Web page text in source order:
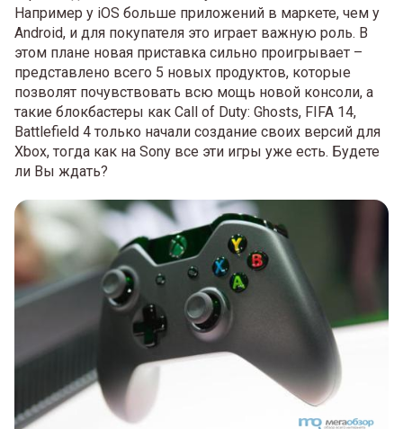
Например у iOS больше приложений в маркете, чем у
Android, и для покупателя это играет важную роль. В
этом плане новая приставка сильно проигрывает –
представлено всего 5 новых продуктов, которые
позволят почувствовать всю мощь новой консоли, а
такие блокбастеры как Call of Duty: Ghosts, FIFA 14,
Battlefield 4 только начали создание своих версий для
Xbox, тогда как на Sony все эти игры уже есть. Будете
ли Вы ждать?